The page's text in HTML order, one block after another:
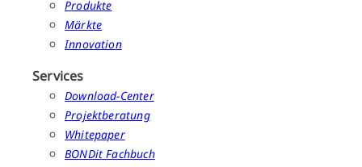
Produkte
Märkte
Innovation
Services
Download-Center
Projektberatung
Whitepaper
BONDit Fachbuch